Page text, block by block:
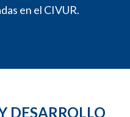
en el CIVUR.
DESARROLLO